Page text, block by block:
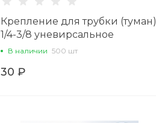
Крепление для трубки (туман)
1/4-3/8 уневирсальное
В наличии 500 шт
30 ₽